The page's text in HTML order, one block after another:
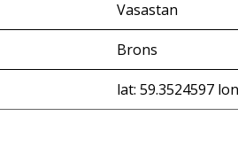
Vasastan
Brons
lat: 59.3524597